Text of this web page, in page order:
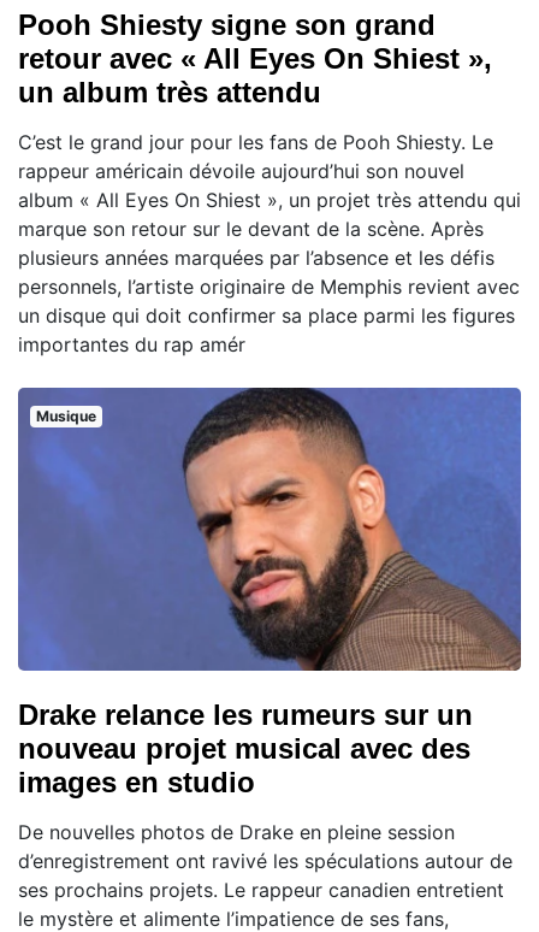
Pooh Shiesty signe son grand
retour avec « All Eyes On Shiest »,
un album très attendu
C’est le grand jour pour les fans de Pooh Shiesty. Le
rappeur américain dévoile aujourd’hui son nouvel
album « All Eyes On Shiest », un projet très attendu qui
marque son retour sur le devant de la scène. Après
plusieurs années marquées par l’absence et les défis
personnels, l’artiste originaire de Memphis revient avec
un disque qui doit confirmer sa place parmi les figures
importantes du rap amér
Musique
Drake relance les rumeurs sur un
nouveau projet musical avec des
images en studio
De nouvelles photos de Drake en pleine session
d’enregistrement ont ravivé les spéculations autour de
ses prochains projets. Le rappeur canadien entretient
le mystère et alimente l’impatience de ses fans,